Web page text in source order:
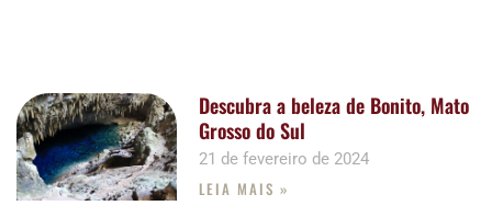
Descubra a beleza de Bonito, Mato
Grosso do Sul
21 de fevereiro de 2024
LEIA MAIS »